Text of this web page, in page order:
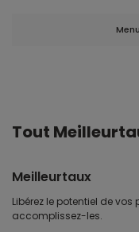
Tout
Meilleurtaux
Libérez le potentiel de
accomplissez-les.